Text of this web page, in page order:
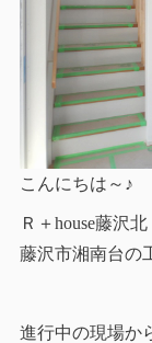
こんにちは～♪
Ｒ＋house藤沢
藤沢市湘南台の
進行中の現場か